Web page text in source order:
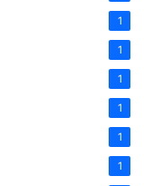
1
1
1
1
1
1